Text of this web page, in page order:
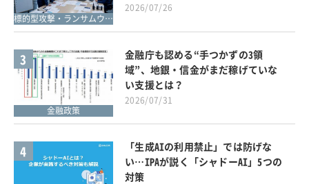
標的型攻撃・ランサムウェア対策
2026/07/26
3
金融政策
金融庁も認める“手つかずの3領
域”、地銀・信金がまだ稼げていな
い支援とは？
2026/07/31
4
「生成AIの利用禁止」では防げな
い…IPAが説く「シャドーAI」5つの
対策